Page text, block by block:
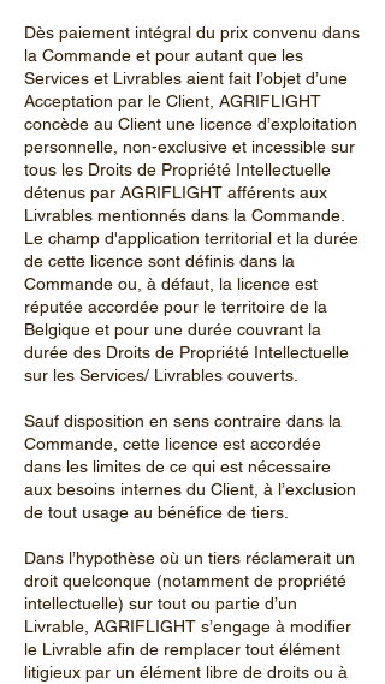
Dès paiement intégral du prix convenu dans
la Commande et pour autant que les
Services et Livrables aient fait l’objet d’une
Acceptation par le Client, AGRIFLIGHT
concède au Client une licence d’exploitation
personnelle, non-exclusive et incessible sur
tous les Droits de Propriété Intellectuelle
détenus par AGRIFLIGHT afférents aux
Livrables mentionnés dans la Commande.
Le champ d'application territorial et la durée
de cette licence sont définis dans la
Commande ou, à défaut, la licence est
réputée accordée pour le territoire de la
Belgique et pour une durée couvrant la
durée des Droits de Propriété Intellectuelle
sur les Services/ Livrables couverts.
Sauf disposition en sens contraire dans la
Commande, cette licence est accordée
dans les limites de ce qui est nécessaire
aux besoins internes du Client, à l’exclusion
de tout usage au bénéfice de tiers.
Dans l’hypothèse où un tiers réclamerait un
droit quelconque (notamment de propriété
intellectuelle) sur tout ou partie d’un
Livrable, AGRIFLIGHT s’engage à modifier
le Livrable afin de remplacer tout élément
litigieux par un élément libre de droits ou à